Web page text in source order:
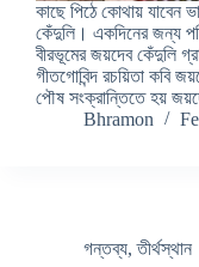
কাছে পিঠে কোথায়
কেঁদুলি। একদিনের জন্য
বীরভূমের জয়দেব কেঁদুলি
গীতগোবিন্দ রচয়িতা কবি
পৌষ সংক্রান্তিতে হয়
Bhramon
গন্তব্য,তীর্থস্থান